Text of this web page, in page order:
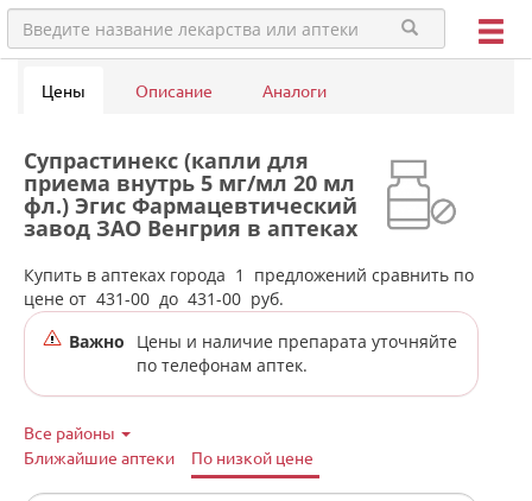
Цены Описание Аналоги
Супрастинекс (капли для
приема внутрь 5 мг/мл 20 мл
фл.) Эгис Фармацевтический
завод ЗАО Венгрия в аптеках
Купить в аптеках города 1
предложений сравнить по
цене от 431-00 до 431-00 руб.
Важно
Цены и наличие препарата уточняйте
по телефонам аптек.
Все районы
Ближайшие аптеки
По низкой цене